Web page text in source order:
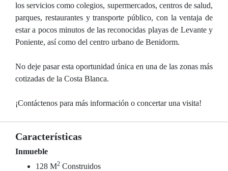
los servicios como colegios, supermercados, centros de salud,
parques, restaurantes y transporte público, con la ventaja de
estar a pocos minutos de las reconocidas playas de Levante y
Poniente, así como del centro urbano de Benidorm.
No deje pasar esta oportunidad única en una de las zonas más
cotizadas de la Costa Blanca.
¡Contáctenos para más información o concertar una visita!
Características
Inmueble
128 M2 Construidos